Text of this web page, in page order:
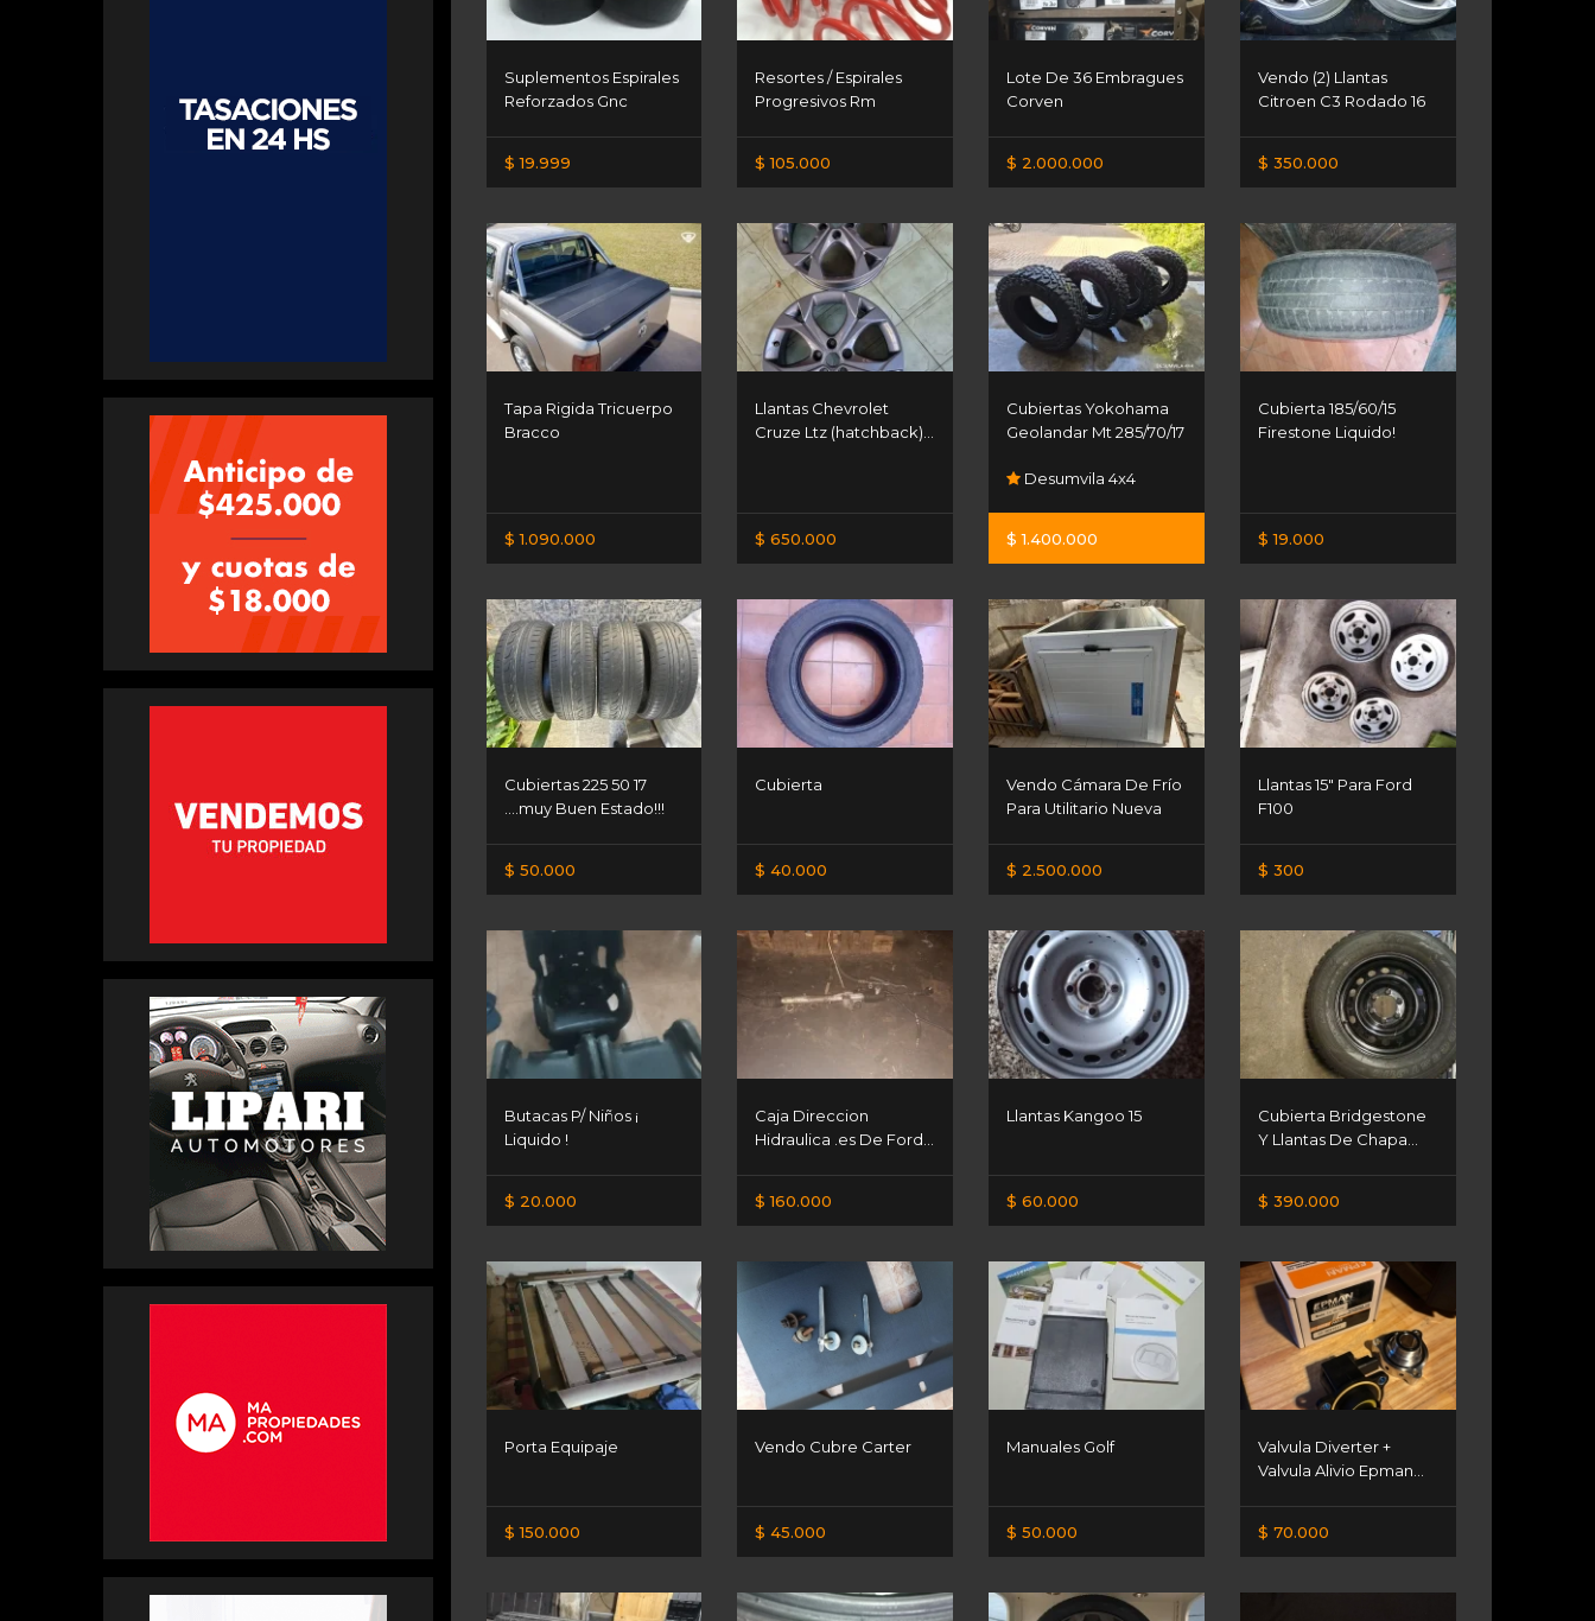
Suplementos Espirales
Reforzados Gnc
$ 19.999
Resortes / Espirales
Progresivos Rm
$ 105.000
Lote De 36 Embragues
Corven
$ 2.000.000
Vendo (2) Llantas
Citroen C3 Rodado 16
$ 350.000
Tapa Rigida Tricuerpo
Bracco
$ 1.090.000
Llantas Chevrolet
Cruze Ltz (hatchback)...
$ 650.000
Cubiertas Yokohama
Geolandar Mt 285/70/17
Desumvila 4x4
$ 1.400.000
Cubierta 185/60/15
Firestone Liquido!
$ 19.000
Cubiertas 225 50 17
….muy Buen Estado!!!
$ 50.000
Cubierta
$ 40.000
Vendo Cámara De Frío
Para Utilitario Nueva
$ 2.500.000
Llantas 15" Para Ford
F100
$ 300
Butacas P/ Niños ¡
Liquido !
$ 20.000
Caja Direccion
Hidraulica .es De Ford...
$ 160.000
Llantas Kangoo 15
$ 60.000
Cubierta Bridgestone
Y Llantas De Chapa...
$ 390.000
Porta Equipaje
$ 150.000
Vendo Cubre Carter
$ 45.000
Manuales Golf
$ 50.000
Valvula Diverter +
Valvula Alivio Epman...
$ 70.000